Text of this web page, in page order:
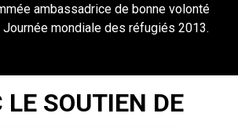
ambassadrice de bonne volonté
Journée mondiale des réfugiés 2013.
LE SOUTIEN DE